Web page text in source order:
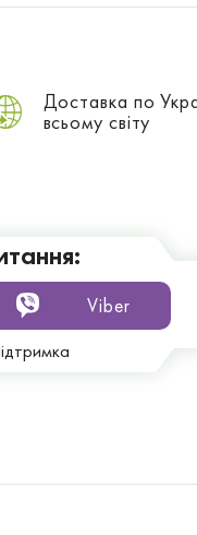
Доставка по
всьому світу
Viber